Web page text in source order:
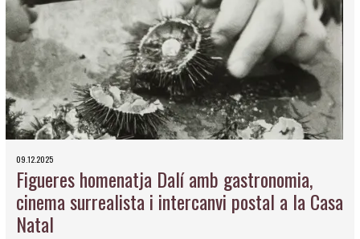
09.12.2025
Figueres homenatja Dalí amb gastronomia,
cinema surrealista i intercanvi postal a la Casa
Natal